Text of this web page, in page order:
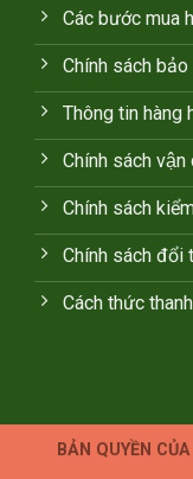
Các bước mua
Chính sách
Thông tin hàng
Chính sách vận
Chính sách
Chính sách đổi
Cách thức
BẢN QUYỀN